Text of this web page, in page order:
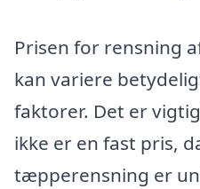
Prisen for rensning
kan variere
faktorer. Det er
ikke er en fast pris,
tæpperensning er